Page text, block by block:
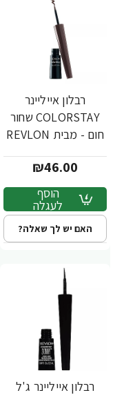
רבלון אייליינר
COLORSTAY שחור
חום - מבית REVLON
₪46.00
הוסף
לעגלה
האם יש לך שאלה?
רבלון אייליינר ג'ל